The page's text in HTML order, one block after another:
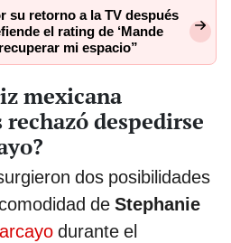
su retorno a la TV después
el rating de ‘Mande
mi espacio”
mexicana
rechazó despedirse
dos posibilidades
de Stephanie
durante el